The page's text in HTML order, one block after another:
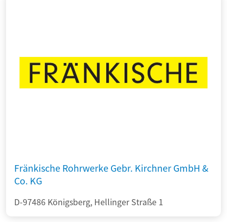
Fränkische Rohrwerke Gebr. Kirchner GmbH &
Co. KG
D-97486 Königsberg, Hellinger Straße 1